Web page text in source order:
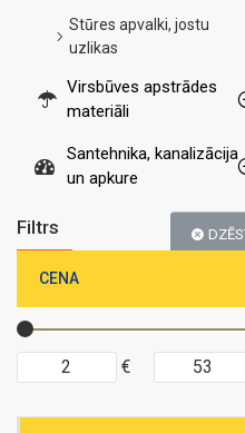
Stūres apvalki, jostu
uzlikas
Virsbūves apstrādes
materiāli
Santehnika, kanalizācija
un apkure
Filtrs
CENA
€